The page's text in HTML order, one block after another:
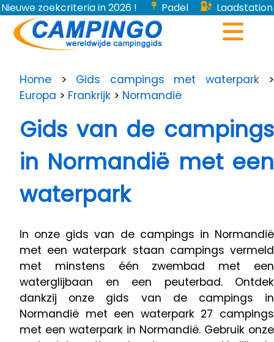
Nieuwe zoekcriteria in 2026 ! Padel
Laadstation
voor elektrische voertuigen...
Home > Gids campings met waterpark>
Europa > Frankrijk > Normandië
Gids van de campings
in Normandië met een
waterpark
In onze gids van de campings in Normandië
met een waterpark staan ​​campings vermeld
met minstens één zwembad met een
waterglijbaan en een peuterbad. Ontdek
dankzij onze gids van de campings in
Normandië met een waterpark 27 campings
met een waterpark in Normandië. Gebruik onze